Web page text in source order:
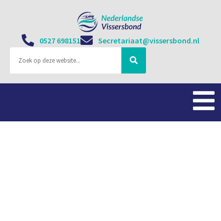
0527 698151 Secretariaat@vissersbond.nl